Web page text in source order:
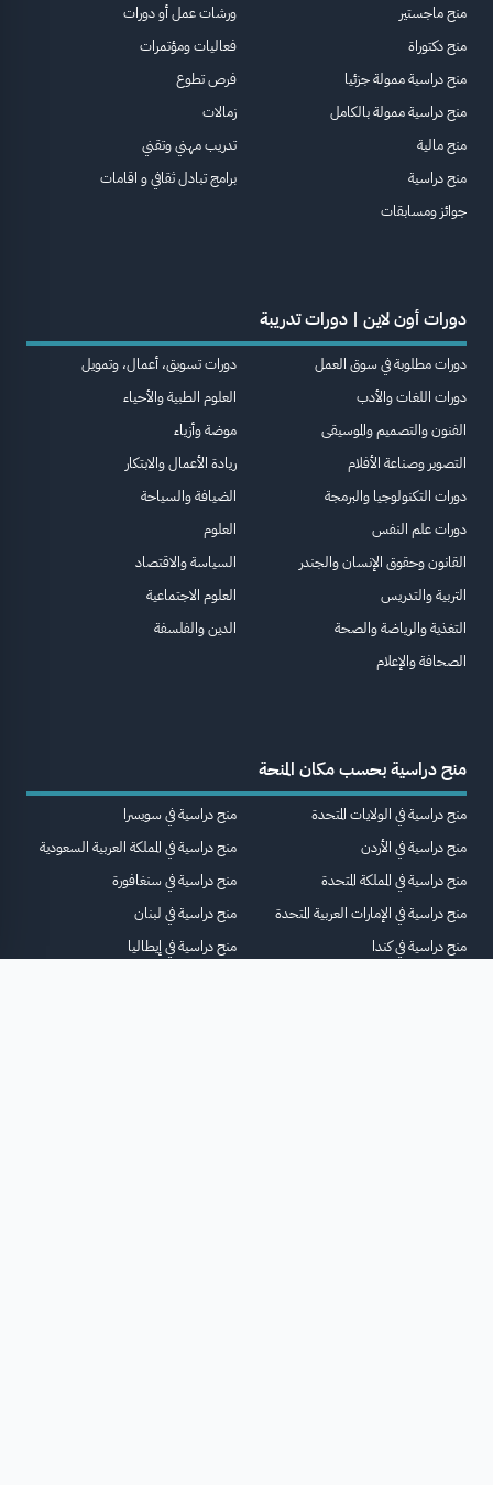
منح ماجستير
منح دكتوراة
منح دراسية ممولة جزئيا
منح دراسية ممولة بالكامل
منح مالية
منح دراسية
جوائز ومسابقات
ورشات عمل أو دورات
فعاليات ومؤتمرات
فرص تطوع
زمالات
تدريب مهني وتقني
برامج تبادل ثقافي و اقامات
دورات أون لاين | دورات تدريبة
دورات مطلوبة في سوق العمل
دورات اللغات والأدب
الفنون والتصميم والموسيقى
التصوير وصناعة الأفلام
دورات التكنولوجيا والبرمجة
دورات علم النفس
القانون وحقوق الإنسان والجندر
التربية والتدريس
التغذية والرياضة والصحة
الصحافة والإعلام
دورات تسويق، أعمال، وتمويل
العلوم الطبية والأحياء
موضة وأزياء
ريادة الأعمال والابتكار
الضيافة والسياحة
العلوم
السياسة والاقتصاد
العلوم الاجتماعية
الدين والفلسفة
منح دراسية بحسب مكان المنحة
منح دراسية في الولايات المتحدة
منح دراسية في الأردن
منح دراسية في المملكة المتحدة
منح دراسية في الإمارات العربية المتحدة
منح دراسية في كندا
منح دراسية في سويسرا
منح دراسية في المملكة العربية السعودية
منح دراسية في سنغافورة
منح دراسية في لبنان
منح دراسية في إيطاليا